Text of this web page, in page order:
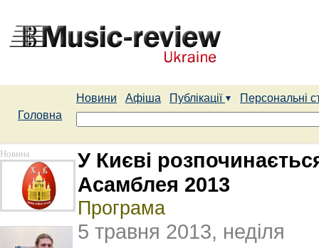
Новини Афіша Публікації
Персональні
Головна
Новина
У Києві
Асамблея 2013
Програма
5 травня 2013, неділя